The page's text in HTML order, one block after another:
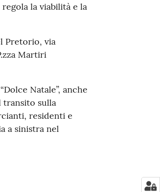
la viabilità e la
Pretorio, via
Martiri
Natale”, anche
sulla
residenti e
a sinistra nel